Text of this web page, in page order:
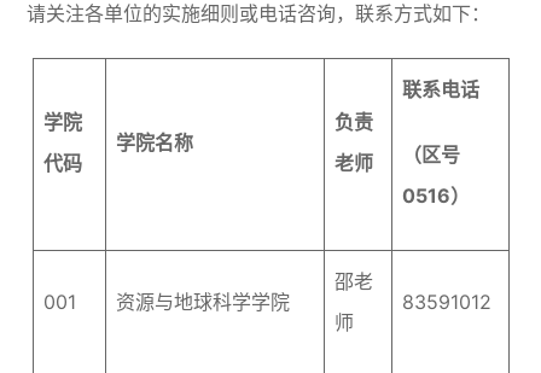
请关注各单位的实施细则或电话咨询，联系方式如下：
学院
代码
学院名称
负责
老师
联系电话
（区号
0516）
001 资源与地球科学学院
邵老
师
83591012